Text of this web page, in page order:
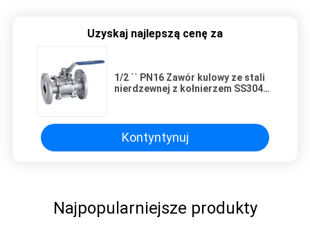
Uzyskaj najlepszą cenę za
1/2 `` PN16 Zawór kulowy ze stali
nierdzewnej z kołnierzem SS304
Kontyntynuj
Najpopularniejsze produkty